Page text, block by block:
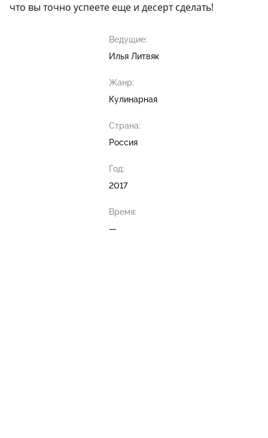
что вы точно успеете еще и десерт сделать!
Ведущие:
Илья Литвяк
Жанр:
Кулинарная
Страна:
Россия
Год:
2017
Время:
—